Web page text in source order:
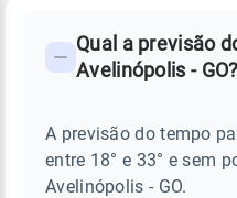
PREVISÃO
TEMPO
AVELINÓPOLIS
Perguntas
sobre
chuva
Qual a previsão
Avelinópolis - GO?
A previsão do tempo
entre 18° e 33° e sem
Avelinópolis - GO.